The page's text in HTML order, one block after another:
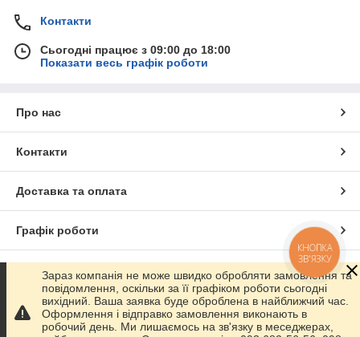
Контакти
Сьогодні працює з 09:00 до 18:00
Показати весь графік роботи
Про нас
Контакти
Доставка та оплата
Графік роботи
Повна версія сайту
Сайт створено на маркетплейсіProm.ua
Зараз компанія не може швидко обробляти замовлення та
повідомлення, оскільки за її графіком роботи сьогодні
вихідний. Ваша заявка буде оброблена в найближчий час.
Оформлення і відправко замовлення виконають в
робочий день. Ми лишаємось на зв'язку в меседжерах,
КНОПКА
ЗВ'ЯЗКУ